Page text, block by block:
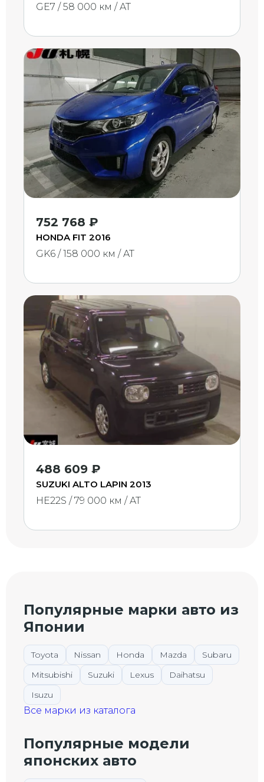
GE7 / 58 000 км / AT
752 768 ₽
HONDA FIT 2016
GK6 / 158 000 км / AT
488 609 ₽
SUZUKI ALTO LAPIN 2013
HE22S / 79 000 км / AT
Популярные марки авто из
Японии
Toyota Nissan Honda Mazda
Subaru
Mitsubishi
Suzuki Lexus
Daihatsu
Isuzu
Все марки из каталога
Популярные модели
японских авто